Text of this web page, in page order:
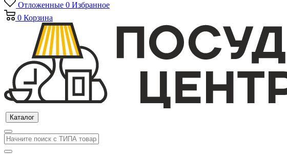
Отложенные 0 Избранное
0 Корзина
Каталог